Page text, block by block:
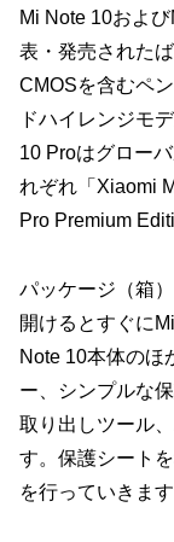
Mi Note 10およ
表・発売された
CMOSを含むペ
ドハイレンジモ
10 Proはグロー
れぞれ「Xiaomi
Pro Premium
パッケージ（箱
開けるとすぐに
Note 10本体のほ
ー、シンプルな
取り出しツール
す。保護シート
を行っていきます